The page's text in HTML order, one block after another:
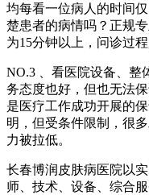
均每看一位病人的时间
楚患者的病情吗？正规
为15分钟以上，问诊过
NO.3 、看医院设备、整
务态度也好，但也无法
是医疗工作成功开展的
明，但受条件限制，很
力被拉低。
长春博润皮肤病医院以
师、技术、设备、综合